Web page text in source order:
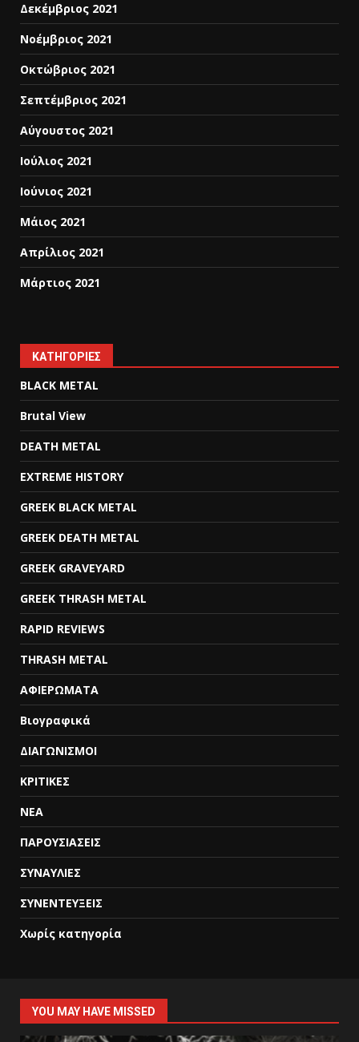
Δεκέμβριος 2021
Νοέμβριος 2021
Οκτώβριος 2021
Σεπτέμβριος 2021
Αύγουστος 2021
Ιούλιος 2021
Ιούνιος 2021
Μάιος 2021
Απρίλιος 2021
Μάρτιος 2021
KΑΤΗΓΟΡΊΕΣ
BLACK METAL
Brutal View
DEATH METAL
EXTREME HISTORY
GREEK BLACK METAL
GREEK DEATH METAL
GREEK GRAVEYARD
GREEK THRASH METAL
RAPID REVIEWS
THRASH METAL
ΑΦΙΕΡΩΜΑΤΑ
Βιογραφικά
ΔΙΑΓΩΝΙΣΜΟΙ
ΚΡΙΤΙΚΕΣ
ΝΕΑ
ΠΑΡΟΥΣΙΑΣΕΙΣ
ΣΥΝΑΥΛΙΕΣ
ΣΥΝΕΝΤΕΥΞΕΙΣ
Χωρίς κατηγορία
YOU MAY HAVE MISSED